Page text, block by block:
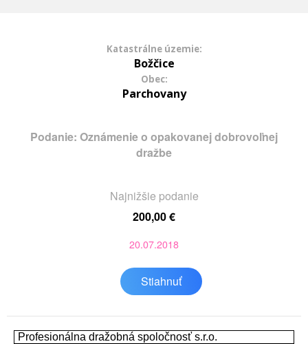
Katastrálne územie:
Božčice
Obec:
Parchovany
Podanie: Oznámenie o opakovanej dobrovoľnej
dražbe
Najnižšie podanie
200,00 €
20.07.2018
Stiahnuť
Profesionálna dražobná spoločnosť s.r.o.